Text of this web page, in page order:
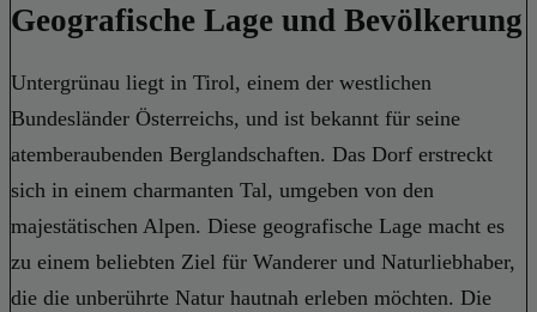
Geografische Lage und Bevölkerung
Untergrünau liegt in Tirol, einem der westlichen
Bundesländer Österreichs, und ist bekannt für seine
atemberaubenden Berglandschaften. Das Dorf erstreckt
sich in einem charmanten Tal, umgeben von den
majestätischen Alpen. Diese geografische Lage macht es
zu einem beliebten Ziel für Wanderer und Naturliebhaber,
die die unberührte Natur hautnah erleben möchten. Die